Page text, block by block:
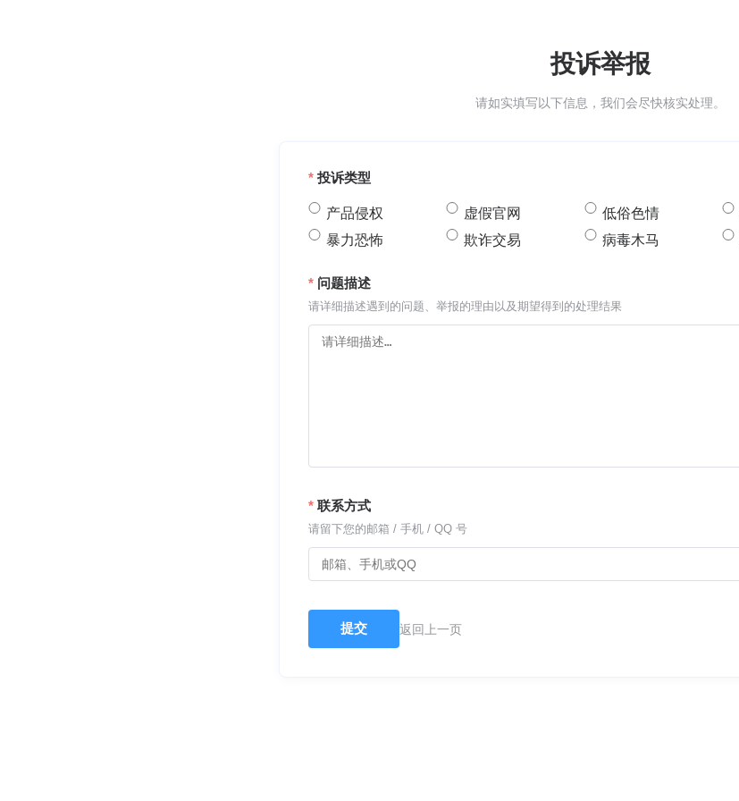
投诉举报
请如实填写以下信息，我们会尽快核实处理。
投诉类型
产品侵权 虚假官网 低俗色情
暴力恐怖
欺诈交易 病毒木马
问题描述
请详细描述遇到的问题、举报的理由以及期望得到的处理结果
联系方式
请留下您的邮箱 / 手机 / QQ 号
提交 返回上一页